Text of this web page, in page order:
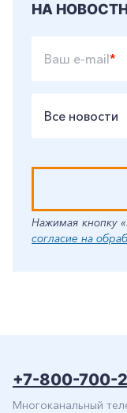
НА
Ваш e-mail*
Все новости
Нажимая кнопку
согласие на
+7-800-700-
Многоканальный